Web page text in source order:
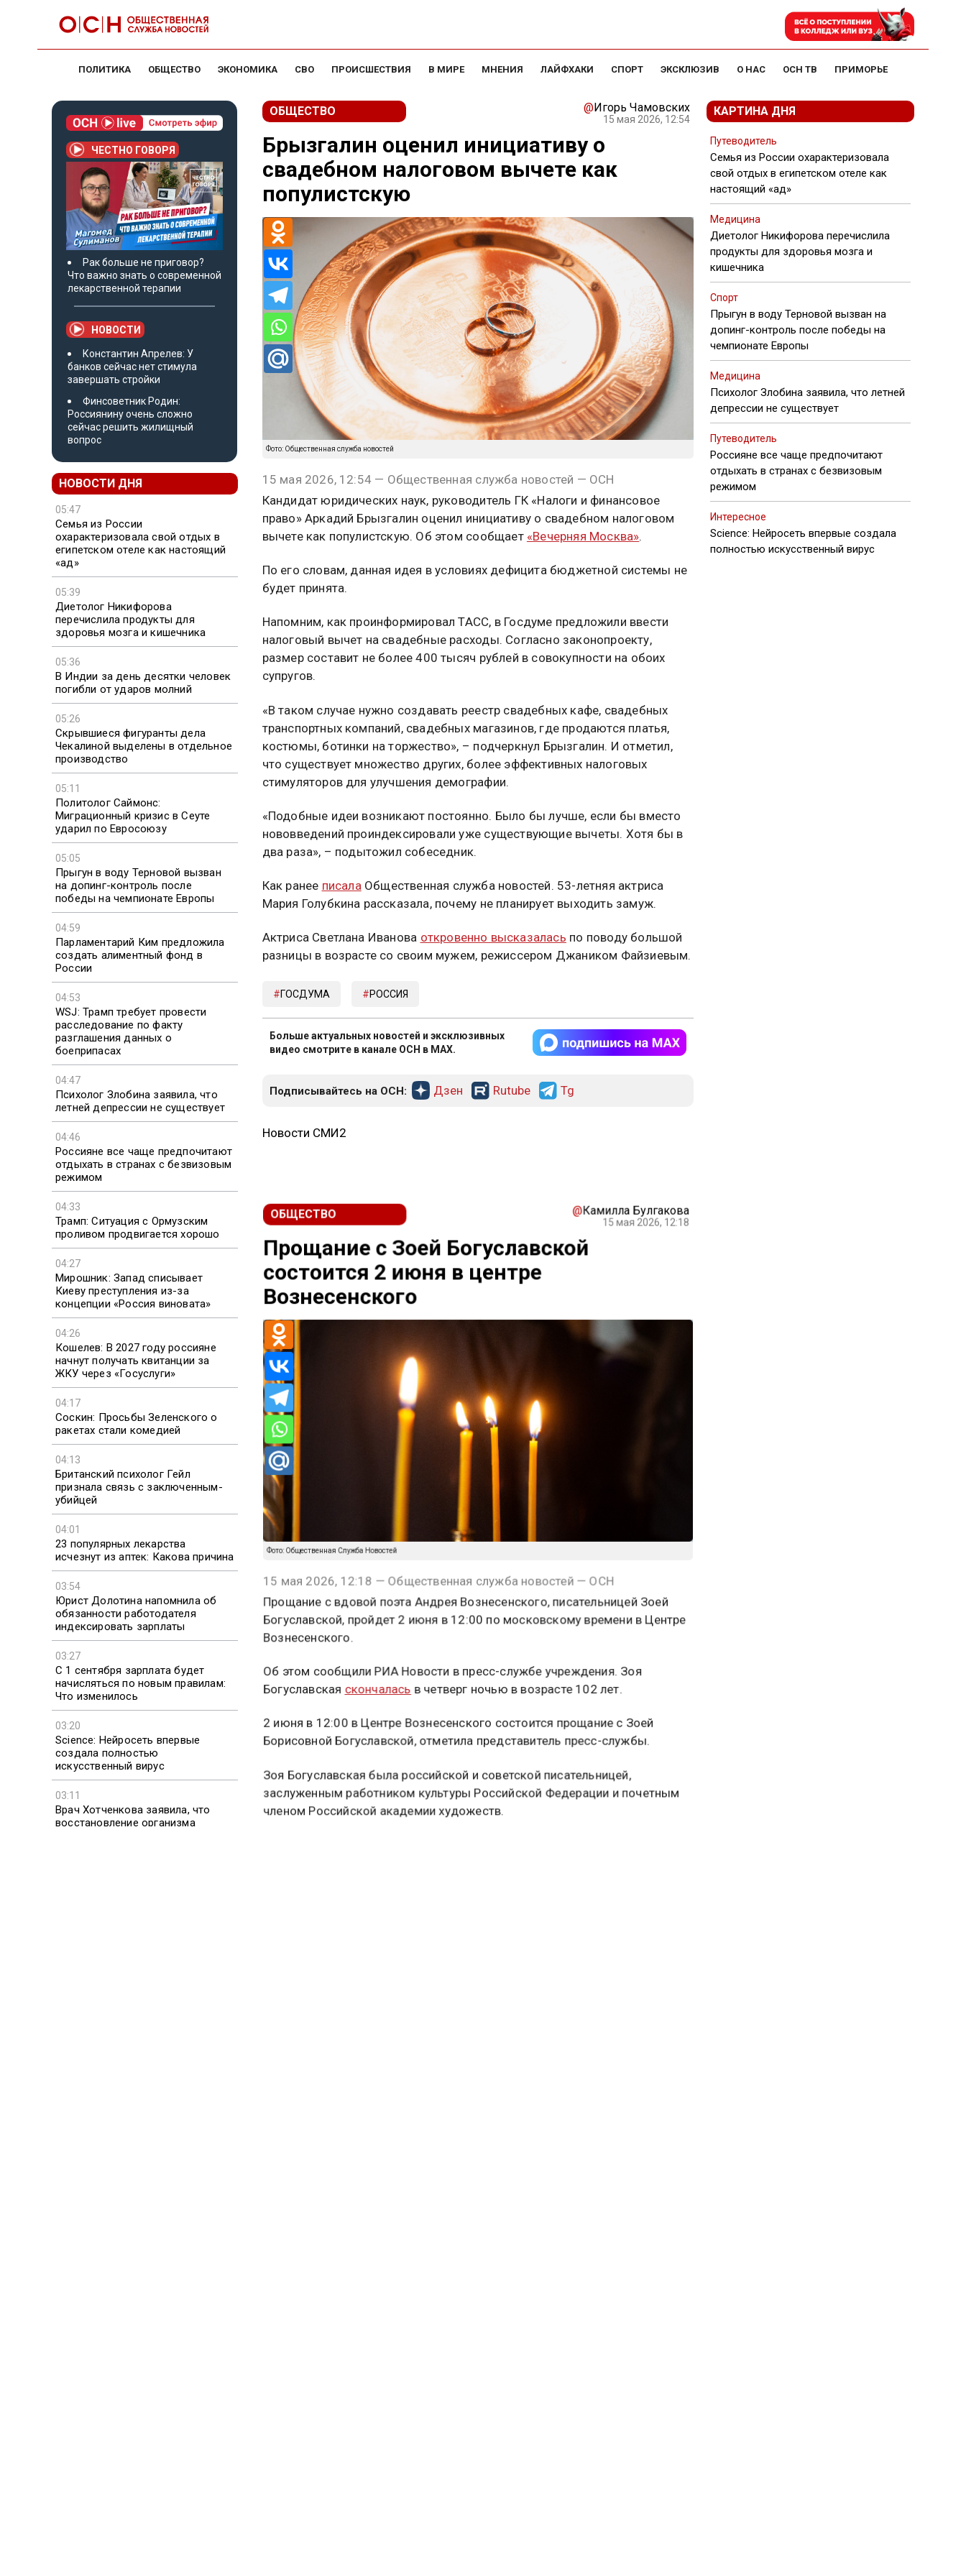
ПОЛИТИКА ОБЩЕСТВО ЭКОНОМИКА СВО ПРОИСШЕСТВИЯ В МИРЕ МНЕНИЯ ЛАЙФХАКИ СПОРТ ЭКСКЛЮЗИВ О НАС ОСН ТВ ПРИМОРЬЕ
ЧЕСТНО ГОВОРЯ
Рак больше не приговор?
Что важно знать о современной
лекарственной терапии
НОВОСТИ
Константин Апрелев: У
банков сейчас нет стимула
завершать стройки
Финсоветник Родин:
Россиянину очень сложно
сейчас решить жилищный
вопрос
НОВОСТИ ДНЯ
05:47
Семья из России
охарактеризовала свой отдых в
египетском отеле как настоящий
«ад»
05:39
Диетолог Никифорова
перечислила продукты для
здоровья мозга и кишечника
05:36
В Индии за день десятки человек
погибли от ударов молний
05:26
Скрывшиеся фигуранты дела
Чекалиной выделены в отдельное
производство
05:11
Политолог Саймонс:
Миграционный кризис в Сеуте
ударил по Евросоюзу
05:05
Прыгун в воду Терновой вызван
на допинг-контроль после
победы на чемпионате Европы
04:59
Парламентарий Ким предложила
создать алиментный фонд в
России
04:53
WSJ: Трамп требует провести
расследование по факту
разглашения данных о
боеприпасах
04:47
Психолог Злобина заявила, что
летней депрессии не существует
04:46
Россияне все чаще предпочитают
отдыхать в странах с безвизовым
режимом
04:33
Трамп: Ситуация с Ормузским
проливом продвигается хорошо
04:27
Мирошник: Запад списывает
Киеву преступления из-за
концепции «Россия виновата»
04:26
Кошелев: В 2027 году россияне
начнут получать квитанции за
ЖКУ через «Госуслуги»
04:17
Соскин: Просьбы Зеленского о
ракетах стали комедией
04:13
Британский психолог Гейл
признала связь с заключенным-
убийцей
04:01
23 популярных лекарства
исчезнут из аптек: Какова причина
03:54
Юрист Долотина напомнила об
обязанности работодателя
индексировать зарплаты
03:27
С 1 сентября зарплата будет
начисляться по новым правилам:
Что изменилось
03:20
Science: Нейросеть впервые
создала полностью
искусственный вирус
03:11
Врач Хотченкова заявила, что
восстановление организма
ОБЩЕСТВО @Игорь Чамовских
15 мая 2026, 12:54
Брызгалин оценил инициативу о
свадебном налоговом вычете как
популистскую
Фото: Общественная служба новостей
15 мая 2026, 12:54 — Общественная служба новостей — ОСН
Кандидат юридических наук, руководитель ГК «Налоги и финансовое
право» Аркадий Брызгалин оценил инициативу о свадебном налоговом
вычете как популистскую. Об этом сообщает «Вечерняя Москва».
По его словам, данная идея в условиях дефицита бюджетной системы не
будет принята.
Напомним, как проинформировал ТАСС, в Госдуме предложили ввести
налоговый вычет на свадебные расходы. Согласно законопроекту,
размер составит не более 400 тысяч рублей в совокупности на обоих
супругов.
«В таком случае нужно создавать реестр свадебных кафе, свадебных
транспортных компаний, свадебных магазинов, где продаются платья,
костюмы, ботинки на торжество», – подчеркнул Брызгалин. И отметил,
что существует множество других, более эффективных налоговых
стимуляторов для улучшения демографии.
«Подобные идеи возникают постоянно. Было бы лучше, если бы вместо
нововведений проиндексировали уже существующие вычеты. Хотя бы в
два раза», – подытожил собеседник.
Как ранее писалаОбщественная служба новостей. 53-летняя актриса
Мария Голубкина рассказала, почему не планирует выходить замуж.
Актриса Светлана Иванова откровенно высказалась по поводу большой
разницы в возрасте со своим мужем, режиссером Джаником Файзиевым.
ГОСДУМА РОССИЯ
Больше актуальных новостей и эксклюзивных
видео смотрите в канале ОСН в MAX.
Подписывайтесь на ОСН: Дзен Rutube Tg
ОБЩЕСТВО Камилла Булгакова
Прощание с Зоей Богуславской
состоится 2 июня в центре
Вознесенского
15 мая 2026, 12:18 — Общественная служба новостей — ОСН
Прощание с вдовой поэта Андрея Вознесенского, писательницей Зоей
Богуславской, пройдет 2 июня в 12:00 по московскому времени в Центре
Об этом сообщили РИА Новости в пресс-службе учреждения. Зоя
2 июня в 12:00 в Центре Вознесенского состоится прощание с Зоей
Зоя Богуславская была российской и советской писательницей,
заслуженным работником культуры Российской Федерации и почетным
КАРТИНА ДНЯ
Путеводитель
Семья из России охарактеризовала
свой отдых в египетском отеле как
настоящий «ад»
Медицина
Диетолог Никифорова перечислила
продукты для здоровья мозга и
кишечника
Спорт
Прыгун в воду Терновой вызван на
допинг-контроль после победы на
чемпионате Европы
Медицина
Психолог Злобина заявила, что летней
депрессии не существует
Путеводитель
Россияне все чаще предпочитают
отдыхать в странах с безвизовым
режимом
Интересное
Science: Нейросеть впервые создала
полностью искусственный вирус